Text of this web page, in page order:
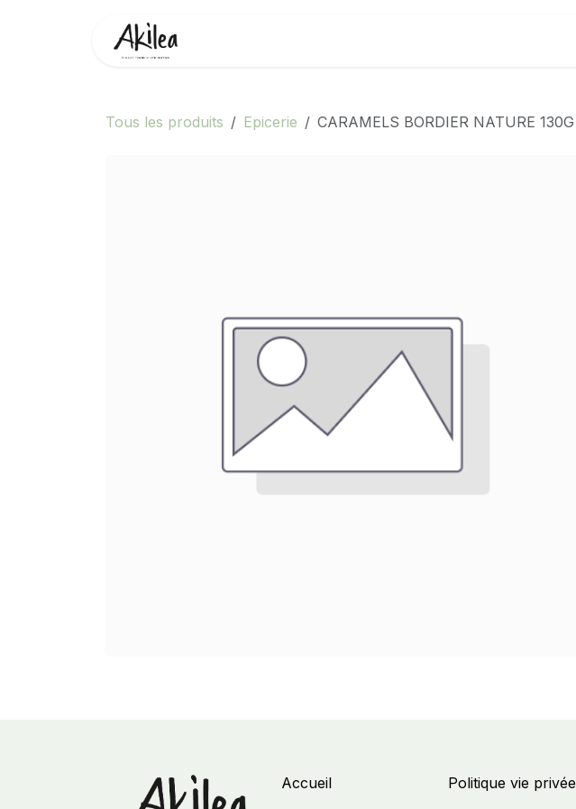
Tous les produits Epicerie CARAMELS BORDIER NATURE 130G
Politique vie privée
Accueil